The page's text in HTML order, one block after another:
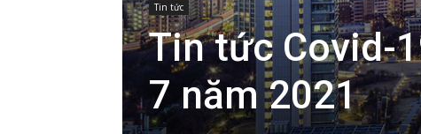
Tin tức
Tin tức Covid-
7 năm 2021